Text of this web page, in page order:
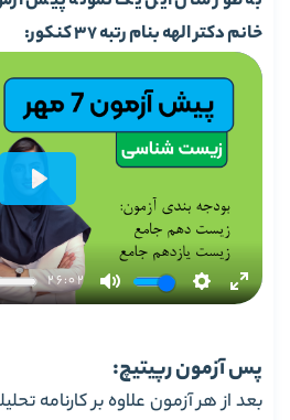
خانم دکتر الهه بنام رتبه 37 کنکور:
پس آزمون رپیتیچ:
بعد از هر آزمون علاوه بر کارنامه